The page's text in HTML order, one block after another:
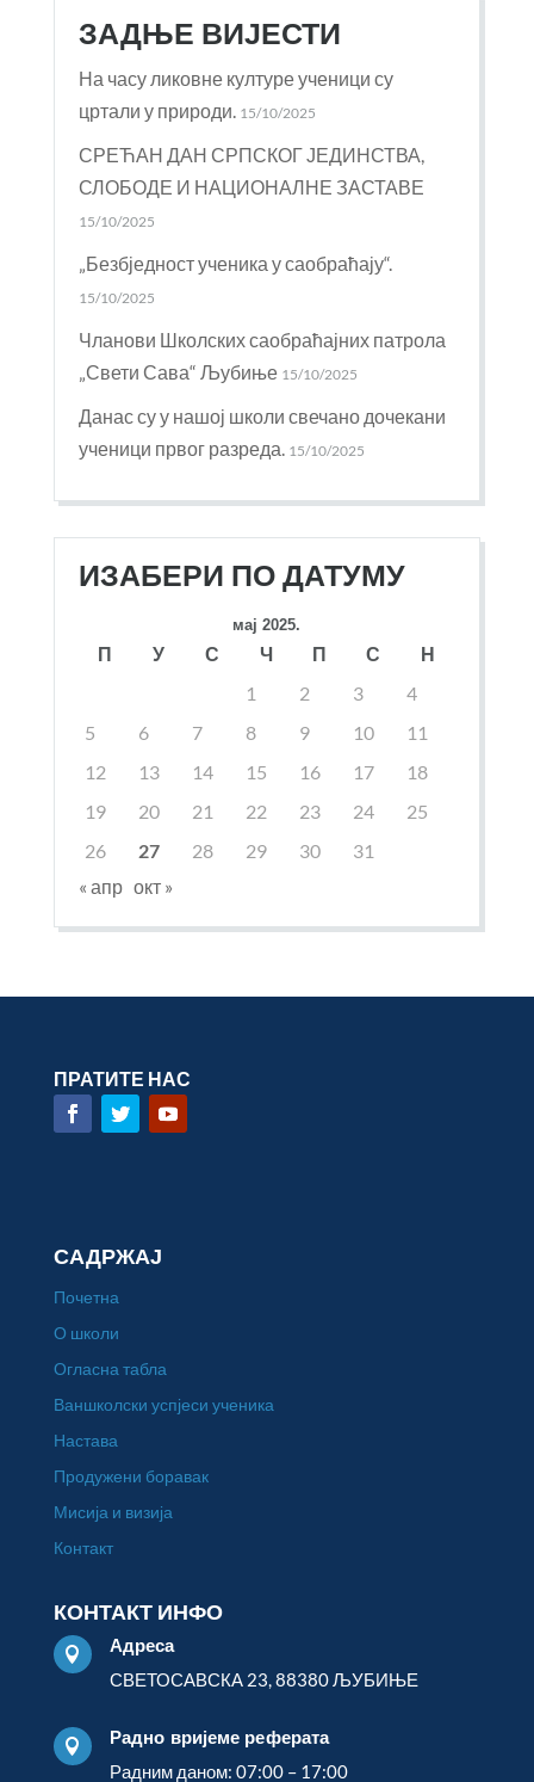
ЗАДЊЕ ВИЈЕСТИ
На часу ликовне културе ученици су
цртали у природи. 15/10/2025
СРЕЋАН ДАН СРПСКОГ ЈЕДИНСТВА,
СЛОБОДЕ И НАЦИОНАЛНЕ ЗАСТАВЕ
15/10/2025
„Безбједност ученика у саобраћају“.
15/10/2025
Чланови Школских саобраћајних патрола
„Свети Сава“ Љубиње 15/10/2025
Данас су у нашој школи свечано дочекани
ученици првог разреда. 15/10/2025
ИЗАБЕРИ ПО ДАТУМУ
мај 2025.
П У С Ч П С
Н
1
2 3
4
5
6 7 8 9 10
11
12
13 14 15 16 17
18
19
20 21 22 23 24
25
26
27 28 29 30
31
« апр окт »
ПРАТИТЕ НАС
САДРЖАЈ
Почетна
О школи
Огласна табла
Ваншколски успјеси ученика
Настава
Продужени боравак
Мисија и визија
Контакт
КОНТАКТ ИНФО

Адреса
СВЕТОСАВСКА 23, 88380 ЉУБИЊЕ

Радно вријеме реферата
Радним даном: 07:00 – 17:00